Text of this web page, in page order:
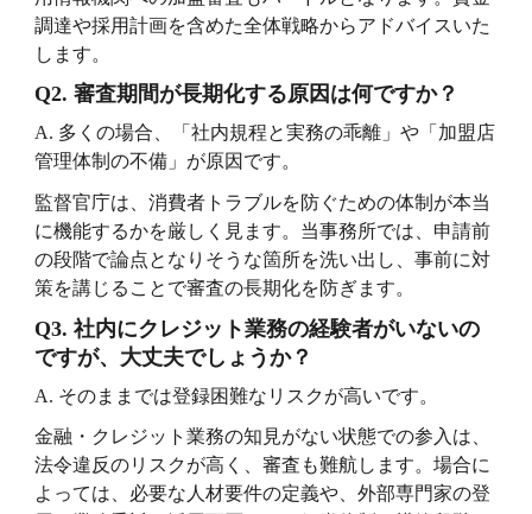
調達や採用計画を含めた全体戦略からアドバイスいた
します。
Q2.審査期間が長期化する原因は何ですか？
A. 多くの場合、「社内規程と実務の乖離」や「加盟店
管理体制の不備」が原因です。
監督官庁は、消費者トラブルを防ぐための体制が本当
に機能するかを厳しく見ます。当事務所では、申請前
の段階で論点となりそうな箇所を洗い出し、事前に対
策を講じることで審査の長期化を防ぎます。
Q3.社内にクレジット業務の経験者がいないの
ですが、大丈夫でしょうか？
A. そのままでは登録困難なリスクが高いです。
金融・クレジット業務の知見がない状態での参入は、
法令違反のリスクが高く、審査も難航します。場合に
よっては、必要な人材要件の定義や、外部専門家の登